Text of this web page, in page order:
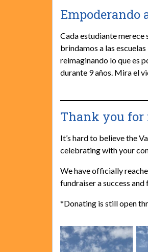
Empoderando
Cada estudiante
brindamos a las
reimaginando lo que es
durante 9 años. Mira el
Thank you for
It’s hard to believe the
celebrating with your
We have officially
fundraiser a success
*Donating is still open